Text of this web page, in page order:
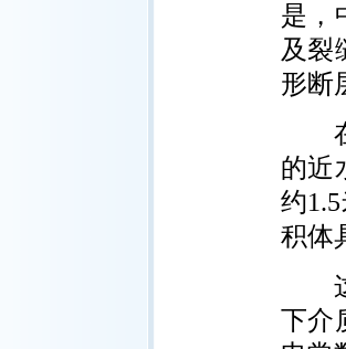
是，
及裂
形断
在
的近
约
积体
这
下介